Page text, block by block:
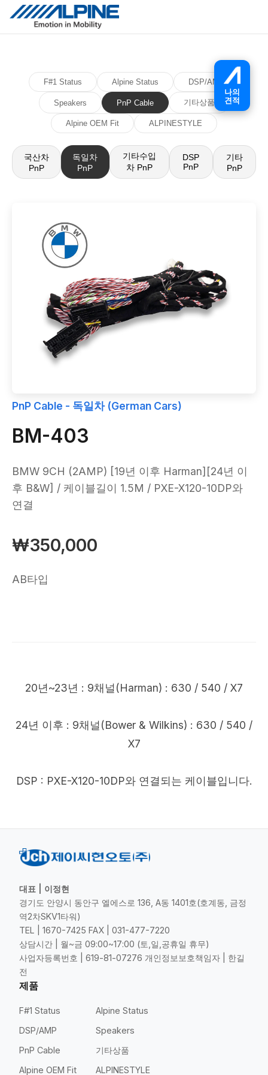
F#1 Status Alpine Status DSP/AMP
Speakers PnP Cable 기타상품
Alpine OEM Fit ALPINESTYLE
국산차
PnP
독일차
PnP
기타수입
차 PnP
DSP
PnP
기타
PnP
PnP Cable - 독일차 (German Cars)
BM-403
BMW 9CH (2AMP) [19년 이후 Harman][24년 이
후 B&W] / 케이블길이 1.5M / PXE-X120-10DP와
연결
₩350,000
AB타입
20년~23년 : 9채널(Harman) : 630 / 540 / X7
24년 이후 : 9채널(Bower & Wilkins) : 630 / 540 /
X7
DSP : PXE-X120-10DP와 연결되는 케이블입니다.
대표 | 이정현
경기도 안양시 동안구 엘에스로 136, A동 1401호(호계동, 금정
역2차SKV1타워)
TEL | 1670-7425 FAX | 031-477-7220
상담시간 | 월~금 09:00~17:00 (토,일,공휴일 휴무)
사업자등록번호 | 619-81-07276 개인정보보호책임자 | 한길
전
제품
F#1 Status
Alpine Status
DSP/AMP
Speakers
PnP Cable
기타상품
Alpine OEM Fit
ALPINESTYLE
나의
견적